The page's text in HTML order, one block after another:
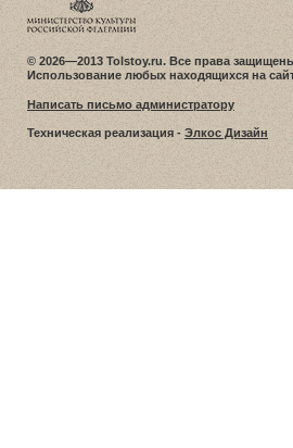
© 2026—2013 Tolstoy.ru. Все права
Использование любых находящихся на
Написать письмо администратору
Техническая реализация - Элкос Дизайн